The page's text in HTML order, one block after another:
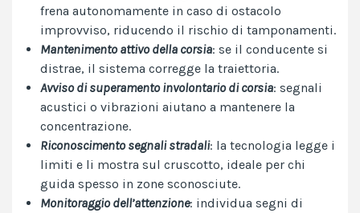
frena autonomamente in caso di ostacolo
improvviso, riducendo il rischio di tamponamenti.
Mantenimento attivo della corsia: se il conducente si
distrae, il sistema corregge la traiettoria.
Avviso di superamento involontario di corsia: segnali
acustici o vibrazioni aiutano a mantenere la
concentrazione.
Riconoscimento segnali stradali: la tecnologia legge i
limiti e li mostra sul cruscotto, ideale per chi
guida spesso in zone sconosciute.
Monitoraggio dell’attenzione: individua segni di